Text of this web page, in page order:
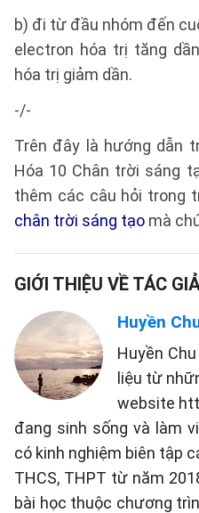
b) đi từ đầu nhóm đến
electron hóa trị tăng
hóa trị giảm dần.
-/-
Trên đây là hướng dẫn
Hóa 10 Chân trời sáng
thêm các câu hỏi trong
chân trời sáng tạo mà
GIỚI THIỆU VỀ TÁC
Huyền
Huyền
liệu từ
website
đang sinh sống và làm
có kinh nghiệm biên tập
THCS, THPT từ năm
bài học thuộc chương